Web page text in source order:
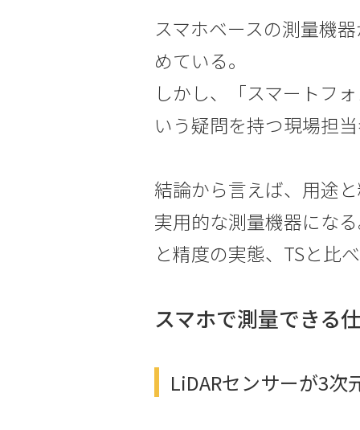
スマホベースの測量機
めている。
しかし、「スマートフ
いう疑問を持つ現場担
結論から言えば、用途
実用的な測量機器にな
と精度の実態、TSと比
スマホで測量できる
LiDARセンサーが3次